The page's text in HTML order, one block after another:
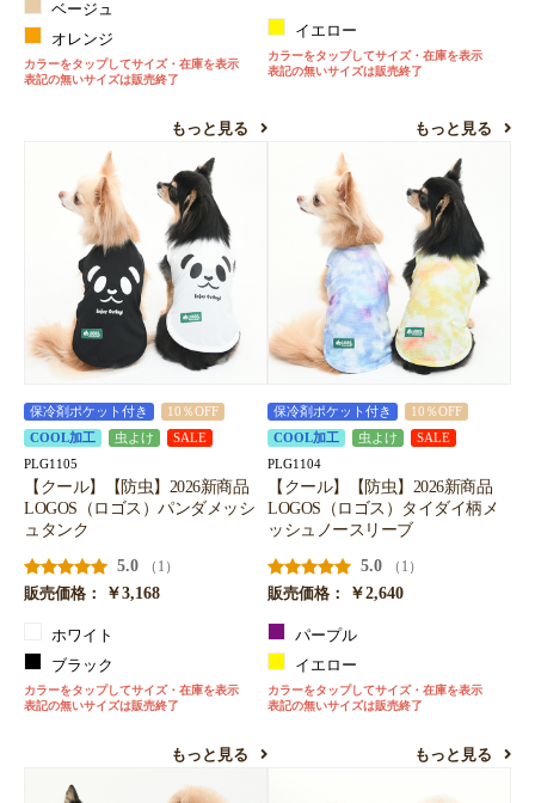
ベージュ
オレンジ
カラーをタップしてサイズ・在庫を表示
表記の無いサイズは販売終了
もっと見る
イエロー
カラーをタップしてサイズ・在庫を表示
表記の無いサイズは販売終了
もっと見る
保冷剤ポケット付き
10％OFF
COOL加工
虫よけ SALE
PLG1105
【クール】【防虫】2026新商品
LOGOS（ロゴス）パンダメッシ
ュタンク
5.0
（1）
販売価格：
￥3,168
ホワイト
ブラック
カラーをタップしてサイズ・在庫を表示
表記の無いサイズは販売終了
もっと見る
保冷剤ポケット付き
10％OFF
COOL加工
虫よけ SALE
PLG1104
【クール】【防虫】2026新商品
LOGOS（ロゴス）タイダイ柄メ
ッシュノースリーブ
5.0
（1）
販売価格：
￥2,640
パープル
イエロー
カラーをタップしてサイズ・在庫を表示
表記の無いサイズは販売終了
もっと見る